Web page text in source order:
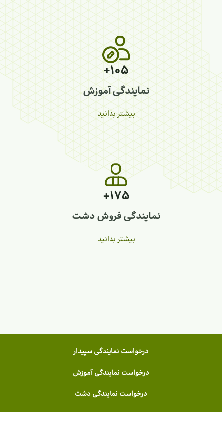
+105
نمایندگی آموزش
بیشتر بدانید
+175
نمایندگی فروش دشت
بیشتر بدانید
درخواست نمایندگی سپیدار
درخواست نمایندگی آموزش
درخواست نمایندگی دشت